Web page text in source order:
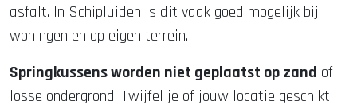
asfalt. In Schipluiden is dit vaak goed mogelijk bij
woningen en op eigen terrein.
Springkussens worden niet geplaatst op zand of
losse ondergrond. Twijfel je of jouw locatie geschikt